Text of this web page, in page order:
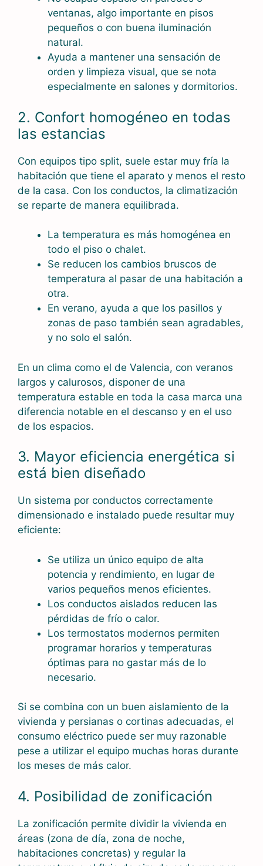
ventanas, algo importante en pisos
pequeños o con buena iluminación
natural.
Ayuda a mantener una sensación de
orden y limpieza visual, que se nota
especialmente en salones y dormitorios.
2. Confort homogéneo en todas
las estancias
Con equipos tipo split, suele estar muy fría la
habitación que tiene el aparato y menos el resto
de la casa. Con los conductos, la climatización
se reparte de manera equilibrada.
La temperatura es más homogénea en
todo el piso o chalet.
Se reducen los cambios bruscos de
temperatura al pasar de una habitación a
otra.
En verano, ayuda a que los pasillos y
zonas de paso también sean agradables,
y no solo el salón.
En un clima como el de Valencia, con veranos
largos y calurosos, disponer de una
temperatura estable en toda la casa marca una
diferencia notable en el descanso y en el uso
de los espacios.
3. Mayor eficiencia energética si
está bien diseñado
Un sistema por conductos correctamente
dimensionado e instalado puede resultar muy
eficiente:
Se utiliza un único equipo de alta
potencia y rendimiento, en lugar de
varios pequeños menos eficientes.
Los conductos aislados reducen las
pérdidas de frío o calor.
Los termostatos modernos permiten
programar horarios y temperaturas
óptimas para no gastar más de lo
necesario.
Si se combina con un buen aislamiento de la
vivienda y persianas o cortinas adecuadas, el
consumo eléctrico puede ser muy razonable
pese a utilizar el equipo muchas horas durante
los meses de más calor.
4. Posibilidad de zonificación
La zonificación permite dividir la vivienda en
áreas (zona de día, zona de noche,
habitaciones concretas) y regular la